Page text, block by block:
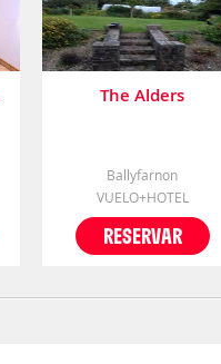
The Alders
Ballyfarnon
VUELO+HOTEL
RESERVAR